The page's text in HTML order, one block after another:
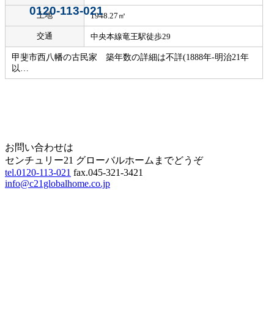
0120-113-021
土地 1948.27㎡
交通 中央本線竜王駅徒歩29
甲斐市西八幡の古民家 築年数の詳細は不詳(1888年-明治21年
以…
お問い合わせは
センチュリー21 グローバルホームまでどうぞ
tel.0120-113-021 fax.045-321-3421
info@c21globalhome.co.jp